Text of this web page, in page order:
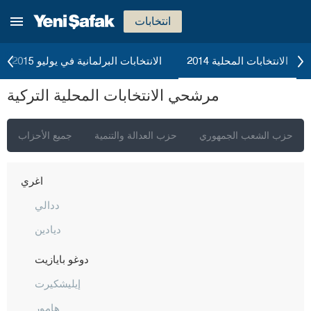
انتخابات
الانتخابات البرلمانية في يوليو 2015 الانتخابات المحلية 2014
مرشحي الانتخابات المحلية التركية
جميع الأحزاب حزب العدالة والتنمية حزب الشعب الجمهوري
إسطنبول
إزمير
أضنة
أفيون قره حصار
أغري
ددالي
ديادين
دوغو بايازيت
إيليشكيرت
هامور